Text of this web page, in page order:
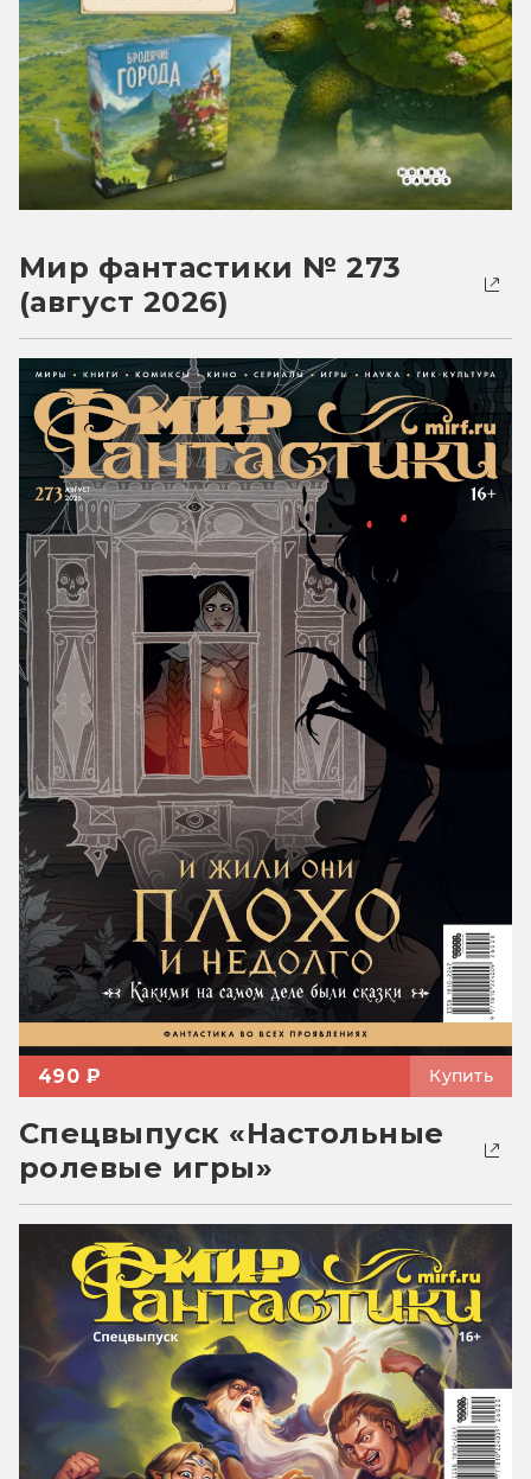
Мир фантастики № 273
(август 2026)
490 ₽ Купить
Спецвыпуск «Настольные
ролевые игры»